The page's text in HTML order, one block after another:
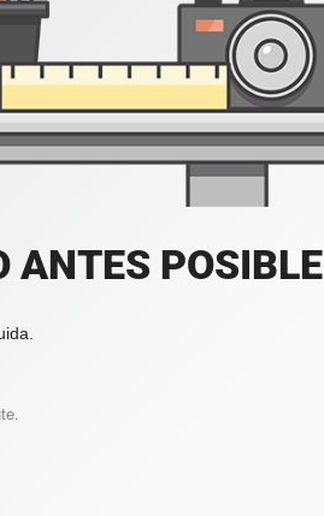
ANTES POSIBLE